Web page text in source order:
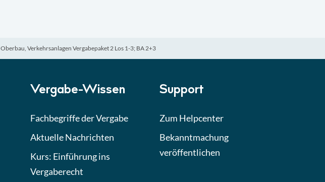
Oberbau, Verkehrsanlagen Vergabepaket 2 Los 1-3; BA 2+3
Vergabe-Wissen
Fachbegriffe der Vergabe
Aktuelle Nachrichten
Kurs: Einführung ins
Vergaberecht
Support
Zum Helpcenter
Bekanntmachung
veröffentlichen